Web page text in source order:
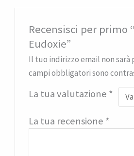
Recensisci per primo
Eudoxie”
Il tuo indirizzo email non
campi obbligatori sono
La tua valutazione *
La tua recensione *